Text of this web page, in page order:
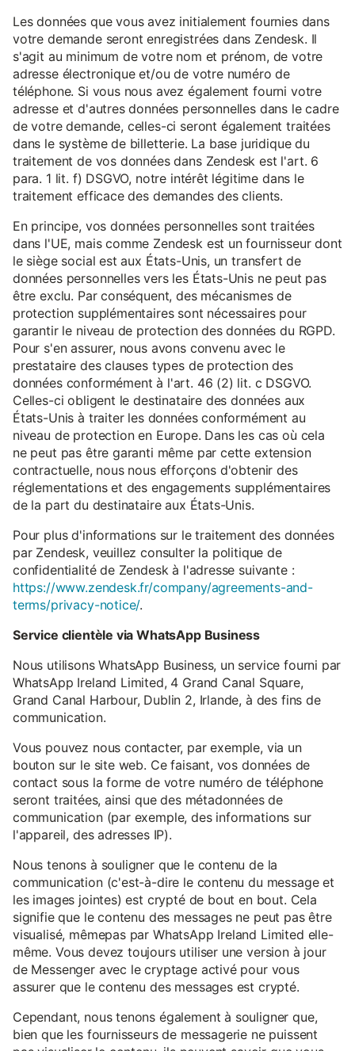
Les données que vous avez initialement fournies dans
votre demande seront enregistrées dans Zendesk. Il
s'agit au minimum de votre nom et prénom, de votre
adresse électronique et/ou de votre numéro de
téléphone. Si vous nous avez également fourni votre
adresse et d'autres données personnelles dans le cadre
de votre demande, celles-ci seront également traitées
dans le système de billetterie. La base juridique du
traitement de vos données dans Zendesk est l'art. 6
para. 1 lit. f) DSGVO, notre intérêt légitime dans le
traitement efficace des demandes des clients.
En principe, vos données personnelles sont traitées
dans l'UE, mais comme Zendesk est un fournisseur dont
le siège social est aux États-Unis, un transfert de
données personnelles vers les États-Unis ne peut pas
être exclu. Par conséquent, des mécanismes de
protection supplémentaires sont nécessaires pour
garantir le niveau de protection des données du RGPD.
Pour s'en assurer, nous avons convenu avec le
prestataire des clauses types de protection des
données conformément à l'art. 46 (2) lit. c DSGVO.
Celles-ci obligent le destinataire des données aux
États-Unis à traiter les données conformément au
niveau de protection en Europe. Dans les cas où cela
ne peut pas être garanti même par cette extension
contractuelle, nous nous efforçons d'obtenir des
réglementations et des engagements supplémentaires
de la part du destinataire aux États-Unis.
Pour plus d'informations sur le traitement des données
par Zendesk, veuillez consulter la politique de
confidentialité de Zendesk à l'adresse suivante :
https://www.zendesk.fr/company/agreements-and-
terms/privacy-notice/.
Service clientèle via WhatsApp Business
Nous utilisons WhatsApp Business, un service fourni par
WhatsApp Ireland Limited, 4 Grand Canal Square,
Grand Canal Harbour, Dublin 2, Irlande, à des fins de
communication.
Vous pouvez nous contacter, par exemple, via un
bouton sur le site web. Ce faisant, vos données de
contact sous la forme de votre numéro de téléphone
seront traitées, ainsi que des métadonnées de
communication (par exemple, des informations sur
l'appareil, des adresses IP).
Nous tenons à souligner que le contenu de la
communication (c'est-à-dire le contenu du message et
les images jointes) est crypté de bout en bout. Cela
signifie que le contenu des messages ne peut pas être
visualisé, mêmepas par WhatsApp Ireland Limited elle-
même. Vous devez toujours utiliser une version à jour
de Messenger avec le cryptage activé pour vous
assurer que le contenu des messages est crypté.
Cependant, nous tenons également à souligner que,
bien que les fournisseurs de messagerie ne puissent